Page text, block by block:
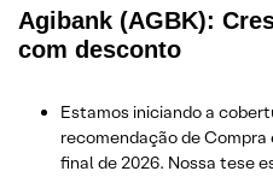
Agibank (AGBK):
com desconto
Estamos iniciando a
recomendação de
final de 2026. Nossa tese